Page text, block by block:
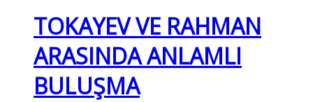
TOKAYEV VE RAHMAN
ARASINDA ANLAMLI
BULUŞMA